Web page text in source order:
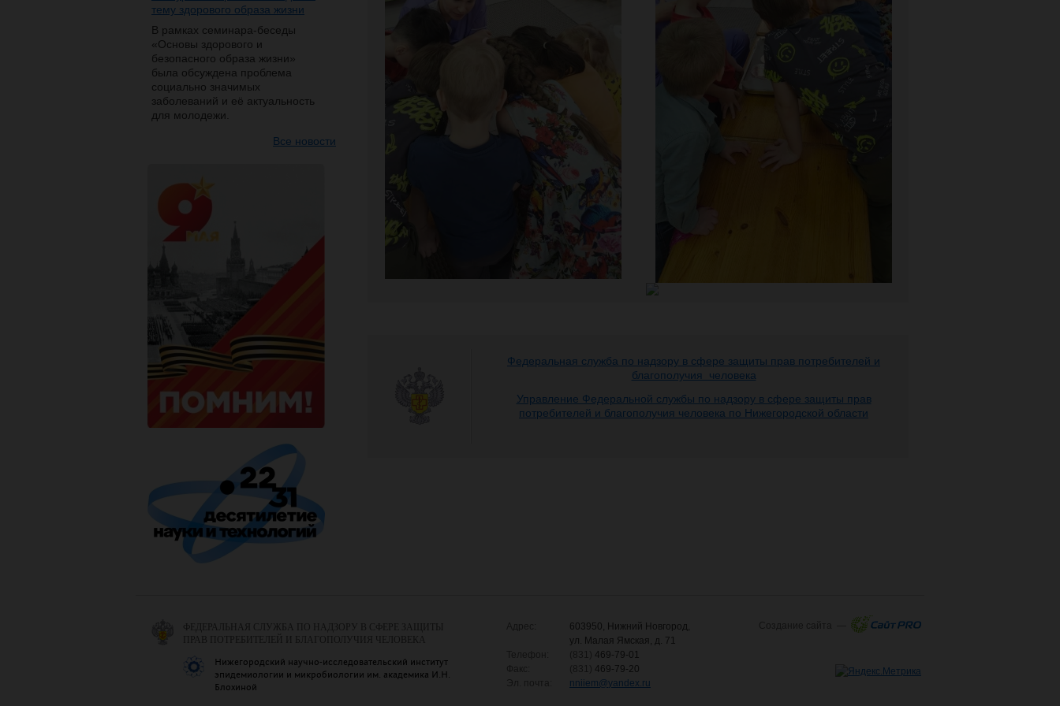
тему здорового образа жизни
В рамках семинара-беседы
«Основы здорового и
безопасного образа жизни»
была обсуждена проблема
социально значимых
заболеваний и её актуальность
для молодежи.
Все новости
Федеральная служба по надзору в сфере защиты прав потребителей и
благополучия человека
Управление Федеральной службы по надзору в сфере защиты прав
потребителей и благополучия человека по Нижегородской области
ФЕДЕРАЛЬНАЯ СЛУЖБА ПО НАДЗОРУ В СФЕРЕ ЗАЩИТЫ
ПРАВ ПОТРЕБИТЕЛЕЙ И БЛАГОПОЛУЧИЯ ЧЕЛОВЕКА
Нижегородский научно-исследовательский институт
эпидемиологии и микробиологии им. академика И.Н.
Блохиной
603950, Нижний Новгород,
ул. Малая Ямская, д. 71
469-79-01
469-79-20
nniiem@yandex.ru